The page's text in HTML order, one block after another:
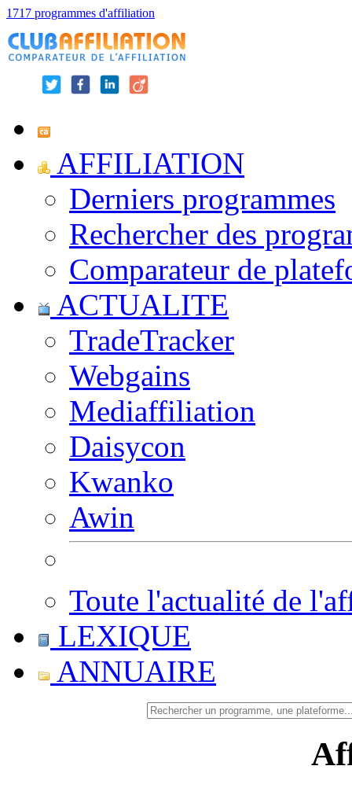
1717 programmes d'affiliation
AFFILIATION
Derniers programmes
Rechercher des
Comparateur de
ACTUALITE
TradeTracker
Webgains
Mediaffiliation
Daisycon
Kwanko
Awin
Toute l'actualité de
LEXIQUE
ANNUAIRE